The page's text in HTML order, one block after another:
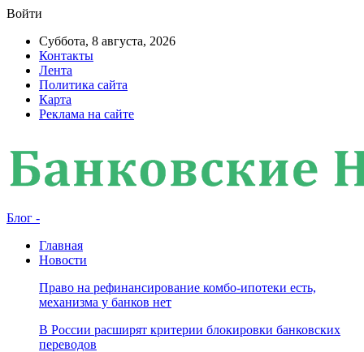
Войти
Суббота, 8 августа, 2026
Контакты
Лента
Политика сайта
Карта
Реклама на сайте
Блог -
Главная
Новости
Право на рефинансирование комбо-ипотеки есть,
механизма у банков нет
В России расширят критерии блокировки банковских
переводов